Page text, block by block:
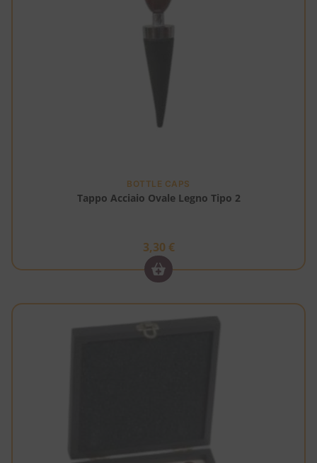
BOTTLE CAPS
Tappo Acciaio Ovale Legno Tipo 2
3,30 €